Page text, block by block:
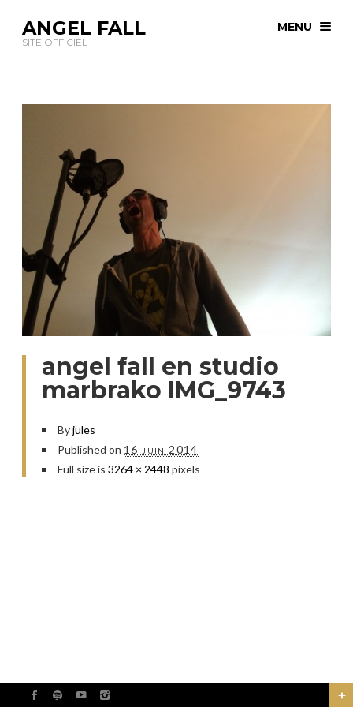
ANGEL FALL
SITE OFFICIEL
MENU
angel fall en studio
marbrako IMG_9743
Byjules
Published on 16 juin 2014
Full size is 3264 × 2448 pixels